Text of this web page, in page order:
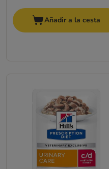
Añadir a la cesta